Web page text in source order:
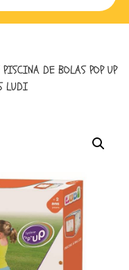
DE BOLAS POP UP
LUDI